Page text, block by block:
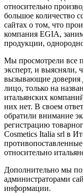
относительно
большое количество
сайтах о том, что
компания EGIA,
продукции,
Мы просмотрели все
эксперт, и выясняли,
вызывающие доверия
лицо, только на
итальянских
них нет. В своем
обратили внимание
регистрацию
Cosmetics Italia srl в
относительно
Дополнительно мы
администраторами
информации.